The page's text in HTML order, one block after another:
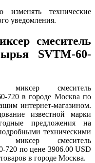
технические
уведомления.
смеситель
SVTM-60-
смеситель
720 в городе Москва по
интернет-магазином.
известной марки
предложения на
техническими
миксер смеситель
720 по цене 3906.00 USD
в городе Москва.